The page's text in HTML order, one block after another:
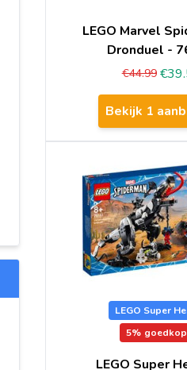
LEGO Marvel
Dronduel -
€44.99
Bekijk 1
LEGO Super
5%
LEGO Super